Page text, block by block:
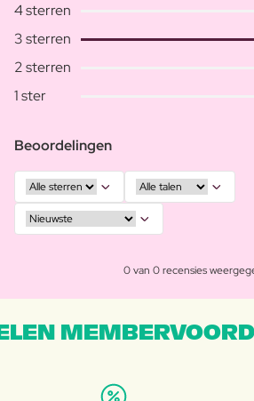
4 sterren
3 sterren
2 sterren
1 ster
Beoordelingen
0 van 0 recensies